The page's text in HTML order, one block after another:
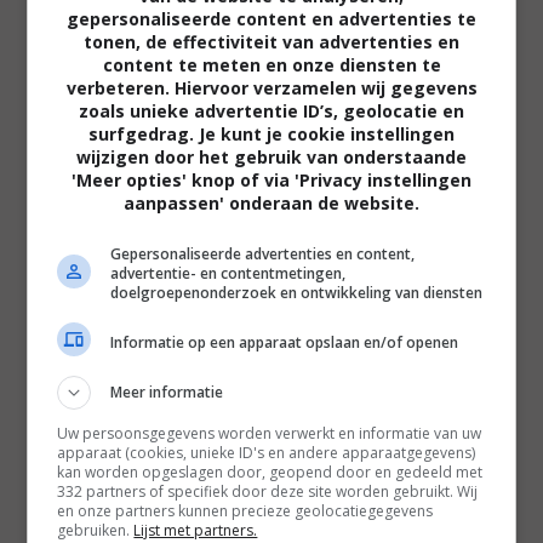
"Wou je altijd al een reisje maken naar een
totaal afgelegen boeddhistisch klooster en
wil je daar best een chronisch vermoeide
sluitspier voor riskeren? Reserveer je
kaartje alvast."
Filmtotaal
Recensie
Regie:Gus Van Sant |Cast:Michael Pitt (Blake),
Lukas Haas (Luke), Asia Argento (Asia), Scott
Green (Scott), e.a. |Speelduur:97 min.
gepersonaliseerde content en advertenties te
tonen, de effectiviteit van advertenties en
content te meten en onze diensten te
verbeteren. Hiervoor verzamelen wij gegevens
zoals unieke advertentie ID’s, geolocatie en
surfgedrag. Je kunt je cookie instellingen
wijzigen door het gebruik van onderstaande
'Meer opties' knop of via 'Privacy instellingen
aanpassen' onderaan de website.
Gepersonaliseerde advertenties en content,
advertentie- en contentmetingen,
doelgroepenonderzoek en ontwikkeling van diensten
Informatie op een apparaat opslaan en/of openen
Meer informatie
Uw persoonsgegevens worden verwerkt en informatie van uw
apparaat (cookies, unieke ID's en andere apparaatgegevens)
kan worden opgeslagen door, geopend door en gedeeld met
332 partners of specifiek door deze site worden gebruikt. Wij
en onze partners kunnen precieze geolocatiegegevens
gebruiken. Lijst met partners.